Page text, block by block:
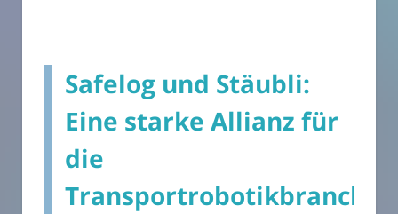
Safelog und Stäubli:
Eine starke Allianz für
die
Transportrobotikbranche